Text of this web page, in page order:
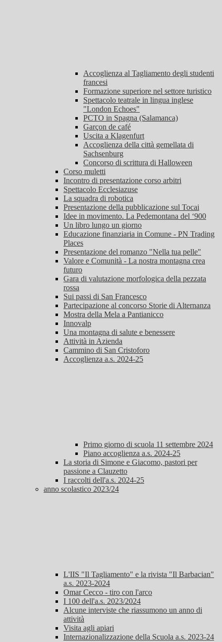
Accoglienza al Tagliamento degli studenti
francesi
Formazione superiore nel settore turistico
Spettacolo teatrale in lingua inglese
"London Echoes"
PCTO in Spagna (Salamanca)
Garçon de café
Uscita a Klagenfurt
Accoglienza della città gemellata di
Sachsenburg
Concorso di scrittura di Halloween
Corso muletti
Incontro di presentazione corso arbitri
Spettacolo Ecclesiazuse
La squadra di robotica
Presentazione della pubblicazione sul Tocai
Idee in movimento. La Pedemontana del ‘900
Un libro lungo un giorno
Educazione finanziaria in Comune - PN Trading
Places
Presentazione del romanzo "Nella tua pelle"
Valore e Comunità - La nostra montagna crea
futuro
Gara di valutazione morfologica della pezzata
rossa
Sui passi di San Francesco
Partecipazione al concorso Storie di Alternanza
Mostra della Mela a Pantianicco
Innovalp
Una montagna di salute e benessere
Attività in Azienda
Cammino di San Cristoforo
Accoglienza a.s. 2024-25
Primo giorno di scuola 11 settembre 2024
Piano accoglienza a.s. 2024-25
La storia di Simone e Giacomo, pastori per
passione a Clauzetto
I raccolti dell'a.s. 2024-25
anno scolastico 2023/24
L'IIS "Il Tagliamento" e la rivista "Il Barbacian"
a.s. 2023-2024
Omar Cecco - tiro con l'arco
I 100 dell'a.s. 2023/2024
Alcune interviste che riassumono un anno di
attività
Visita agli apiari
Internazionalizzazione della Scuola a.s. 2023-24